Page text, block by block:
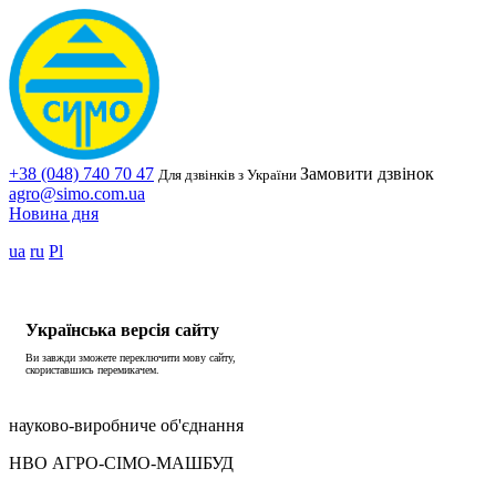
+38 (048) 740 70 47 Для дзвінків з України Замовити дзвінок
agro@simo.com.ua
Новина дня
ua ru Pl
Українська версія сайту
Ви завжди зможете переключити мову сайту,
скориставшись перемикачем.
науково-виробниче об'єднання
НВО АГРО-СІМО-МАШБУД